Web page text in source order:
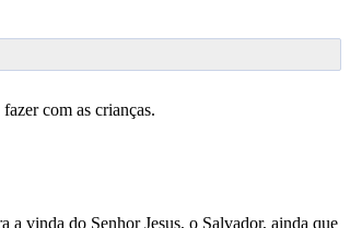
com as crianças.
a vinda do Senhor Jesus, o Salvador, ainda que